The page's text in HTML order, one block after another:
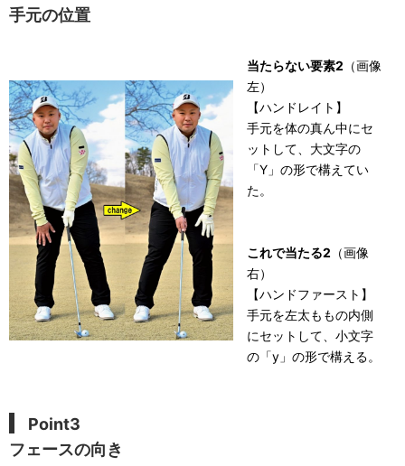
手元の位置
当たらない要素2 （画像
左）
【ハンドレイト】
手元を体の真ん中にセ
ットして、大文字の
「Y」の形で構えてい
た。
これで当たる2 （画像
右）
【ハンドファースト】
手元を左太ももの内側
にセットして、小文字
の「y」の形で構える。
Point3
フェースの向き